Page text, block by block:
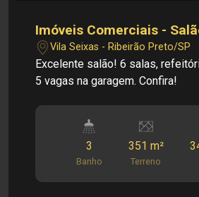
Imóveis Comerciais -
Vila Seixas - Ribeirão Preto/SP
Excelente salão! 6 salas,
5 vagas na garagem. Confira!
3
Banho
351 m²
Terreno